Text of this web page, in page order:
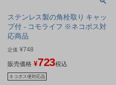
ステンレス製の角栓取り キャッ
プ付 - コモライフ ※ネコポス対
応商品
定価 ¥748
販売価格 ¥723税込
ネコポス便対応品